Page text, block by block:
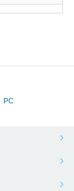
PC